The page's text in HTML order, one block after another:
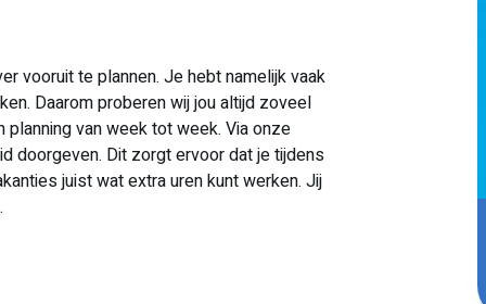
vooruit te plannen. Je hebt namelijk vaak
Daarom proberen wij jou altijd zoveel
van week tot week. Via onze
doorgeven. Dit zorgt ervoor dat je tijdens
juist wat extra uren kunt werken. Jij